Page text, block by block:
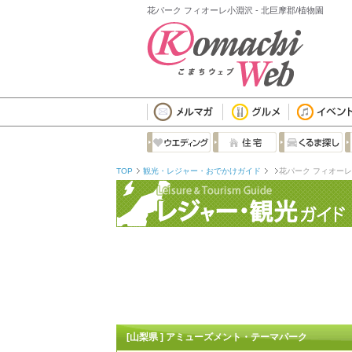
花パーク フィオーレ小淵沢 - 北巨摩郡/植物園
TOP 観光・レジャー・おでかけガイド 花パーク フィオー
[山梨県 ] アミューズメント・テーマパーク